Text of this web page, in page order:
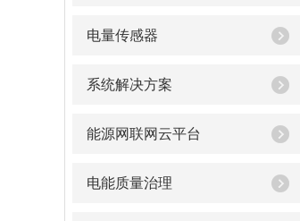
电量传感器
系统解决方案
能源网联网云平台
电能质量治理